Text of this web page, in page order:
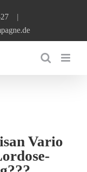
|
Vario